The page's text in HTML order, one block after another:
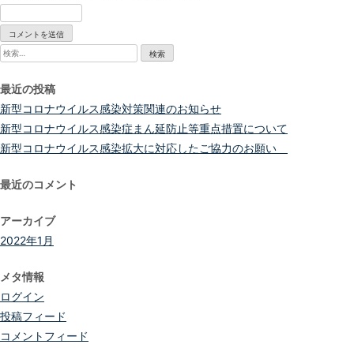
検
最近の投稿
新型コロナウイルス感染対策関連のお知らせ
新型コロナウイルス感染症まん延防止等重点措置について
新型コロナウイルス感染拡大に対応したご協力のお願い
最近のコメント
アーカイブ
2022年1月
メタ情報
ログイン
投稿フィード
コメントフィード